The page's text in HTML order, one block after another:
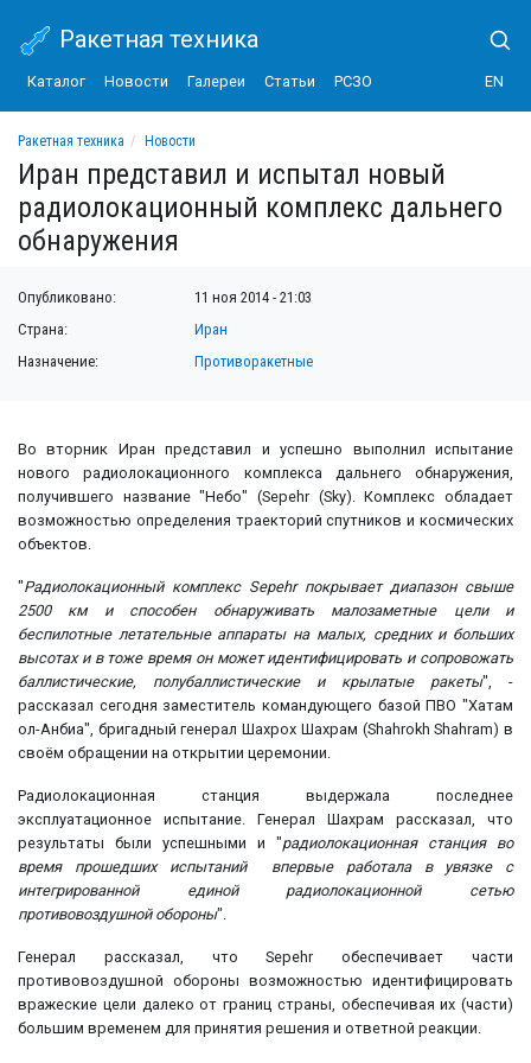
Ракетная техника
Каталог Новости Галереи Статьи РСЗО EN
Ракетная техника
Новости
Иран представил и испытал новый радиолокационный комплекс дальнего
Иран представил и испытал новый
радиолокационный комплекс дальнего
обнаружения
Опубликовано:
11 ноя 2014 - 21:03
Страна:
Иран
Назначение:
Противоракетные
Во вторник Иран представил и успешно выполнил испытание
нового радиолокационного комплекса дальнего обнаружения,
получившего название "Небо" (Sepehr (Sky). Комплекс обладает
возможностью определения траекторий спутников и космических
объектов.
"Радиолокационный комплекс Sepehr покрывает диапазон свыше
2500 км и способен обнаруживать малозаметные цели и
беспилотные летательные аппараты на малых, средних и больших
высотах и в тоже время он может идентифицировать и сопровожать
баллистические, полубаллистические и крылатые ракеты", -
рассказал сегодня заместитель командующего базой ПВО "Хатам
ол-Анбиа", бригадный генерал Шахрох Шахрам (Shahrokh Shahram) в
своём обращении на открытии церемонии.
Радиолокационная станция выдержала последнее
эксплуатационное испытание. Генерал Шахрам рассказал, что
результаты были успешными и "радиолокационная станция во
время прошедших испытаний впервые работала в увязке с
интегрированной единой радиолокационной сетью
противовоздушной обороны".
Генерал рассказал, что Sepehr обеспечивает части
противовоздушной обороны возможностью идентифицировать
вражеские цели далеко от границ страны, обеспечивая их (части)
большим временем для принятия решения и ответной реакции.